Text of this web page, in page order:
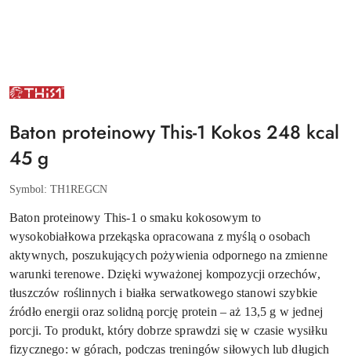
NAZWA
PRODUCENTA:
Baton proteinowy This-1 Kokos 248 kcal
45 g
Symbol: TH1REGCN
Baton proteinowy This-1 o smaku kokosowym to
wysokobiałkowa przekąska opracowana z myślą o osobach
aktywnych, poszukujących pożywienia odpornego na zmienne
warunki terenowe. Dzięki wyważonej kompozycji orzechów,
tłuszczów roślinnych i białka serwatkowego stanowi szybkie
źródło energii oraz solidną porcję protein – aż 13,5 g w jednej
porcji. To produkt, który dobrze sprawdzi się w czasie wysiłku
fizycznego: w górach, podczas treningów siłowych lub długich